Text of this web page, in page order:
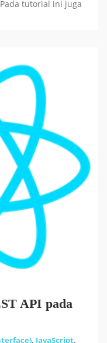
tutorial ini juga
API pada
, JavaScript,